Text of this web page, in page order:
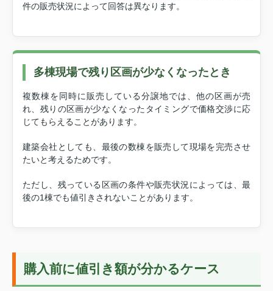
件の販売状況によって回答は異なります。
多棟現場で残り区画が少なくなったとき
複数棟を同時に販売している分譲地では、他の区画が売
れ、残りの区画が少なくなったタイミングで価格交渉に応
じてもらえることがあります。
建築会社としても、最後の数棟を販売して現場を完売させ
たいと考えるためです。
ただし、残っている区画の条件や販売状況によっては、最
後の1棟でも値引きされないことがあります。
購入前に値引き額が分かるケース